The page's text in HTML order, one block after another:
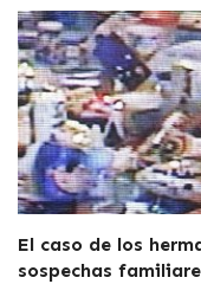
El caso de los
sospechas